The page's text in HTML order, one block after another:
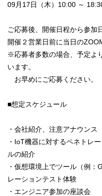
09月17日（木）10:00 ～
ご応募後、開催日程から参加
開催２営業日前に当日の
※応募者多数の場合、予定よ
います。
お早めにご応募ください。
■想定スケジュール
・会社紹介、注意アナウンス
・IoT機器に対するペネトレ
ルの紹介
・仮想環境上でツール（例
レーションテスト体験
・エンジニア参加の座談会